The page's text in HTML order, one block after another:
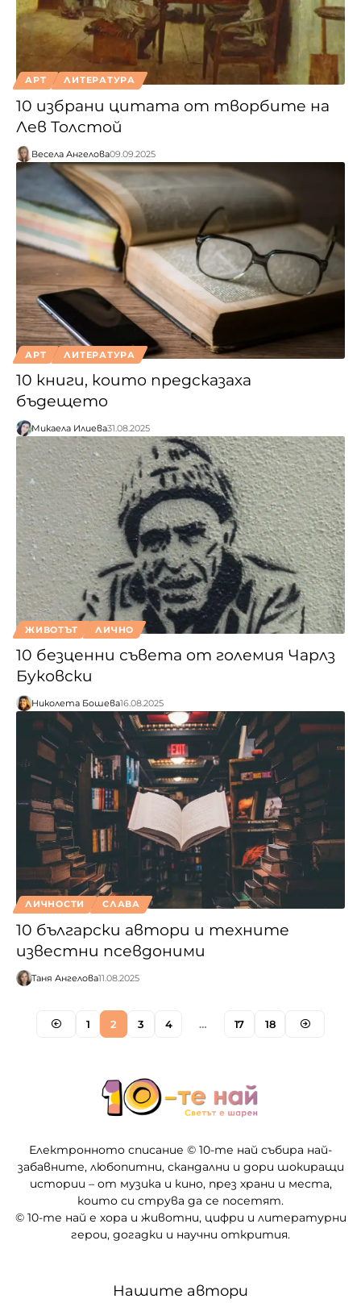
АРТ ЛИТЕРАТУРА
10 избрани цитата от творбите на
Лев Толстой
Весела Ангелова09.09.2025
АРТ ЛИТЕРАТУРА
10 книги, които предсказаха
бъдещето
Микаела Илиева31.08.2025
ЖИВОТЪТ ЛИЧНО
10 безценни съвета от големия Чарлз
Буковски
Николета Бошева16.08.2025
ЛИЧНОСТИ СЛАВА
10 български автори и техните
известни псевдоними
Таня Ангелова11.08.2025
1 2 3 4 … 17 18
Електронното списание © 10-те най събира най-
забавните, любопитни, скандални и дори шокиращи
истории – от музика и кино, през храни и места,
които си струва да се посетят.
© 10-те най е хора и животни, цифри и литературни
герои, догадки и научни открития.
Нашите автори